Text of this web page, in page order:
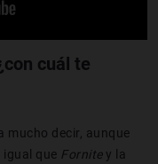
cuál te
mucho decir, aunque
que Fornitey la